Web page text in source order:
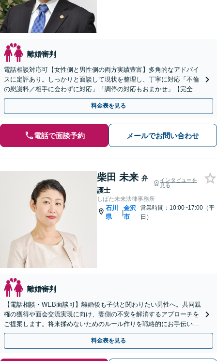
離婚審判
電話相談対応可【女性側と男性側の両方実績豊富】多角的なアドバイ
スに定評あり。しっかりと面談して現状を整理し、丁寧に対応「不倫
の慰謝料／相手に会わずに対応」「調停の対応もおまかせ」【完全個
室】【休日・夜間相談可】上諸江駅8分
料金表を見る
電話で面談予約 メールでお問い合わせ
柴田 未来 弁
護士
インタビューを
見る
しばた未来法律事務所
石川
県
|
金沢
市
営業時間：10:00~17:00（平
日）
離婚審判
【電話相談・WEB面談可】離婚後も子供と関わりたい男性へ。共同親
権の獲得や面会交流実現に向け、妻側の不安を解消するアプローチを
ご提案します。将来揉めないためのルール作りを戦略的にお手伝い
し、あなたを長期的に支えます。
料金表を見る